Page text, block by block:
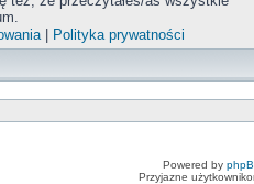
| Polityka prywatności
Powered by
Przyjazne